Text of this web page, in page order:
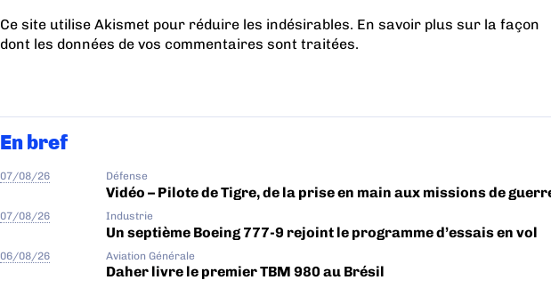
Ce site utilise Akismet pour réduire les indésirables. En savoir plus sur la façon
dont les données de vos commentaires sont traitées.
En bref
07/08/26 Défense
Vidéo – Pilote de Tigre, de la prise en main aux missions de
07/08/26 Industrie
Un septième Boeing 777-9 rejoint le programme d’essais en vol
06/08/26 Aviation Générale
Daher livre le premier TBM 980 au Brésil